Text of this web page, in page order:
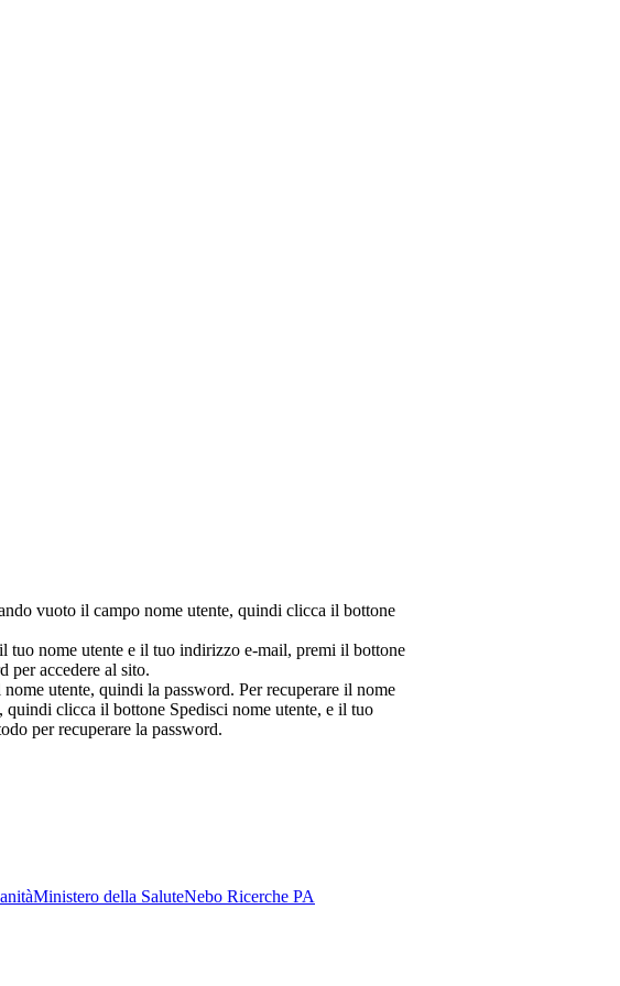
vuoto il campo nome utente, quindi clicca il bottone
tuo nome utente e il tuo indirizzo e-mail, premi il bottone
per accedere al sito.
utente, quindi la password. Per recuperare il nome
clicca il bottone Spedisci nome utente, e il tuo
per recuperare la password.
Ministero della SaluteNebo Ricerche PA